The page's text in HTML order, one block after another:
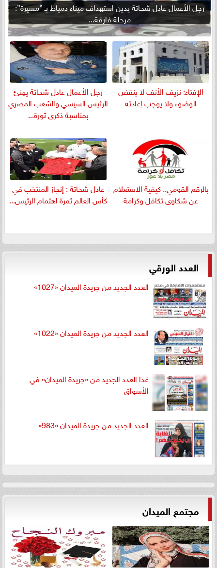
رجل الأعمال عادل شحاتة يدين استهداف ميناء دمياط بـ ”مسيرة”:
مرحلة فارقة...
الإفتاء: نزيف الأنف لا ينقض
الوضوء ولا يوجب إعادته
رجل الأعمال عادل شحاتة يهنئ
الرئيس السيسي والشعب المصري
بمناسبة ذكرى ثورة...
بالرقم القومي.. كيفية الاستعلام
عن شكاوى تكافل وكرامة
عادل شحاتة : إنجاز المنتخب في
كأس العالم ثمرة اهتمام الرئيس...
العدد الورقي
العدد الجديد من جريدة الميدان «1027»
العدد الجديد من جريدة الميدان «1022»
غدًا العدد الجديد من «جريدة الميدان» في
الأسواق
العدد الجديد من جريدة الميدان «983»
مجتمع الميدان